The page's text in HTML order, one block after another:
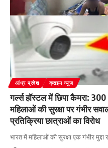
आंध्र प्रदेश क्राइम न्यूज़
गर्ल्स हॉस्टल में छिपा कैमरा:
महिलाओं की सुरक्षा पर गंभीर
प्रतिक्रिया छात्राओं का विरोध
भारत में महिलाओं की सुरक्षा एक गंभीर